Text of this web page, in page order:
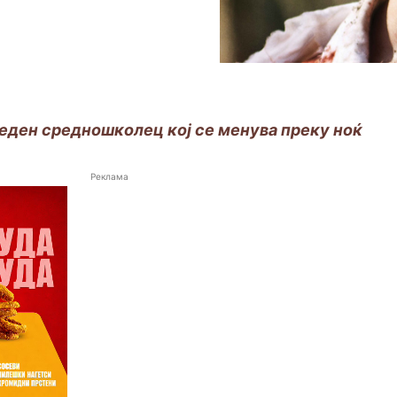
средношколец кој се менува преку ноќ
Реклама